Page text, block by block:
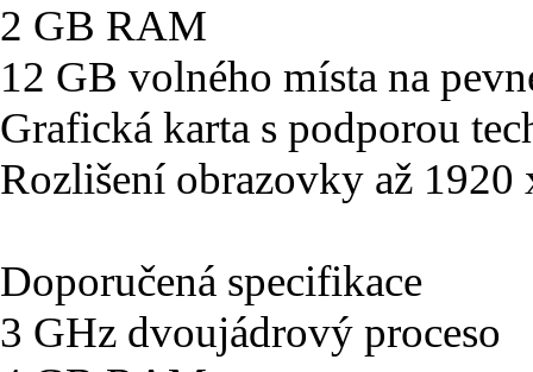
2 GB RAM
12 GB volného místa na
Grafická karta s podporou
Rozlišení obrazovky až 1920
Doporučená specifikace
3 GHz dvoujádrový proceso